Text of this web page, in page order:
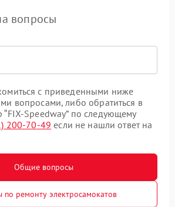
вопросы
с приведенными ниже
вопросами, либо обратиться в
“FIX-Speedway” по следующему
200-70-49 если не нашли ответ на
Общие вопросы
по ремонту электросамокатов